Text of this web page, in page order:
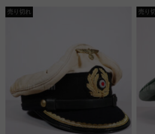
売り切れ 売り